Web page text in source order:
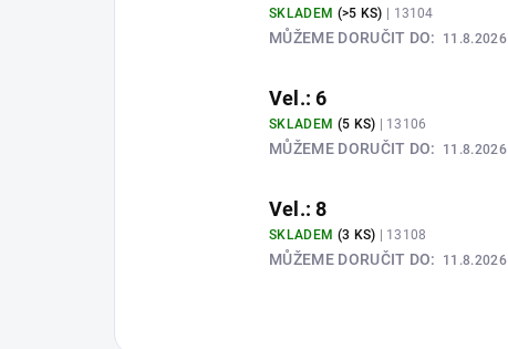
SKLADEM (>5 KS) | 13104
MŮŽEME DORUČIT DO: 11.8.2026
Vel.: 6
SKLADEM (5 KS) | 13106
MŮŽEME DORUČIT DO: 11.8.2026
Vel.: 8
SKLADEM (3 KS) | 13108
MŮŽEME DORUČIT DO: 11.8.2026